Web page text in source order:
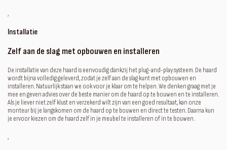
‚
Installatie
Zelf aan de slag met opbouwen en installeren
De installatie van deze haard is eenvoudig dankzij het plug-and-play systeem. De haard
wordt bijna volledig geleverd, zodat je zelf aan de slag kunt met opbouwen en
installeren. Natuurlijk staan we ook voor je klaar om te helpen. We denken graag met je
mee en geven advies over de beste manier om de haard op te bouwen en te installeren.
Als je liever niet zelf klust en verzekerd wilt zijn van een goed resultaat, kan onze
monteur bij je langskomen om de haard op te bouwen en direct te testen. Daarna kun
je ervoor kiezen om de haard zelf in je meubel te installeren of in te bouwen.
‚